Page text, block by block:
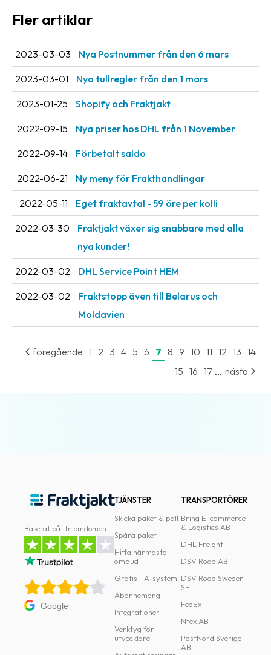
Fler artiklar
2023-03-03 Nya Postnummer från den 6 mars
2023-03-01 Nya tullregler från den 1 mars
2023-01-25 Shopify och Fraktjakt
2022-09-15 Nya priser hos DHL från 1 November
2022-09-14 Förbetalt saldo
2022-06-21 Ny meny för Frakthandlingar
2022-05-11 Eget fraktavtal - 59 öre per kolli
2022-03-30
Fraktjakt växer sig snabbare med alla
nya kunder!
2022-03-02 DHL Service Point HEM
2022-03-02
Fraktstopp även till Belarus och
Moldavien
föregående 1 2 3 4 5 6 7 8 9 10 11 12 13 14
15 16 17 ... nästa
Baserat på 1tn omdömen
Google
TJÄNSTER
Skicka paket & pall
Spåra paket
Hitta närmaste
ombud
Gratis TA-system
Abonnemang
Integrationer
Verktyg för
utvecklare
TRANSPORTÖRER
Bring E-commerce
& Logistics AB
DHL Freight
DSV Road AB
DSV Road Sweden
SE
FedEx
Ntex AB
PostNord Sverige
AB